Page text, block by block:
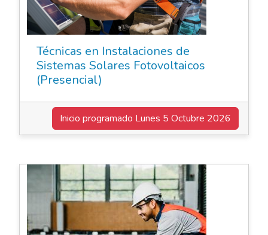
Técnicas en Instalaciones de
Sistemas Solares Fotovoltaicos
(Presencial)
Inicio programado Lunes 5 Octubre 2026